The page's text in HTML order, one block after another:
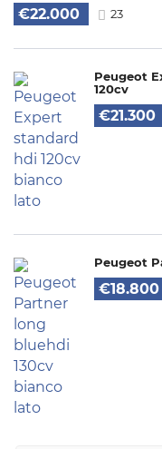
€22.000 23
Peugeot
120cv
€21.300
Peugeot
€18.800